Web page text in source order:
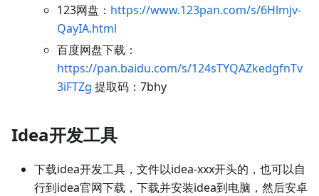
123网盘： https://www.123pan.com/s/6Hlmjv-
QayIA.html
百度网盘下载：
https://pan.baidu.com/s/124sTYQAZkedgfnTv
3iFTZg 提取码：7bhy
Idea开发工具
下载idea开发工具，文件以idea-xxx开头的，也可以自
行到idea官网下载，下载并安装idea到电脑，然后安卓